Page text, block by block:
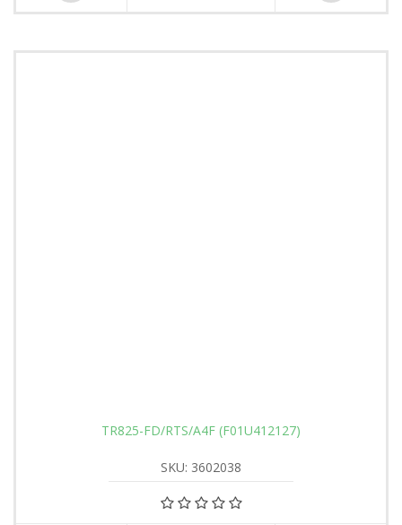
TR825-FD/RTS/A4F (F01U412127)
SKU: 3602038